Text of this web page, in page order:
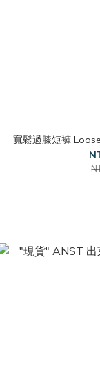
寬鬆過膝短褲